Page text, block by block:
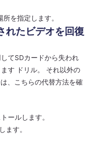
を指定します。
れたビデオを回復
てSDカードから失われ
す ドリル。 それ以外の
、こちらの代替方法を確
ールします。
ます。